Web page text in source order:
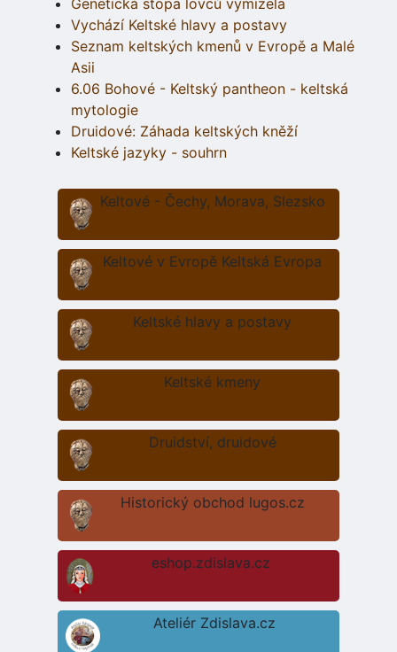
Genetická stopa lovců vymizela
Vychází Keltské hlavy a postavy
Seznam keltských kmenů v Evropě a Malé
Asii
6.06 Bohové - Keltský pantheon - keltská
mytologie
Druidové: Záhada keltských kněží
Keltské jazyky - souhrn
Keltové - Čechy, Morava, Slezsko
Keltové v Evropě Keltská Evropa
Keltské hlavy a postavy
Keltské kmeny
Druidství, druidové
Historický obchod lugos.cz
eshop.zdislava.cz
Ateliér Zdislava.cz